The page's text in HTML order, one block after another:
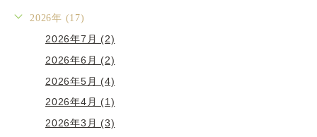
2026年 (17)
2026年7月 (2)
2026年6月 (2)
2026年5月 (4)
2026年4月 (1)
2026年3月 (3)